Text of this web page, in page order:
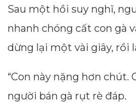
Sau một hồi suy nghĩ,
nhanh chóng cất con gà
dừng lại một vài giây, rồi
“Con này nặng hơn chút.
người bán gà rụt rè đáp.